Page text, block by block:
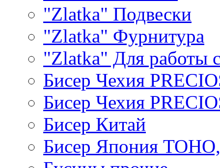
"Zlatka" Подвески
"Zlatka" Фурнитура
"Zlatka" Для работы
Бисер Чехия
Бисер Чехия
Бисер Китай
Бисер Япония